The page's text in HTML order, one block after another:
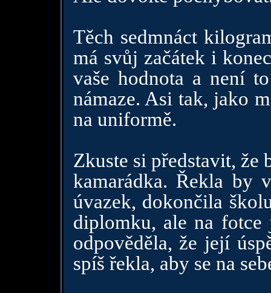
Těch sedmnáct
má svůj začátek i
vaše hodnota a není
námaze. Asi tak, jako
na uniformě.
Zkuste si představit, že
kamarádka. Řekla by
úvazek, dokončila
diplomku, ale na fotce
odpověděla, že její
spíš řekla, aby se na